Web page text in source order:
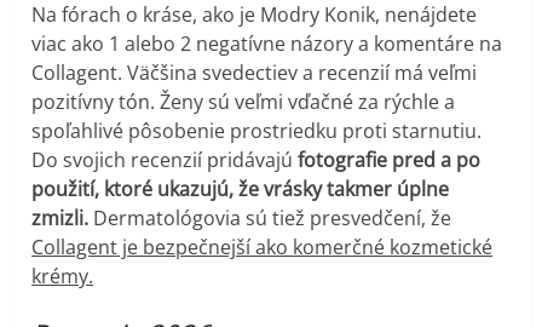
Na fórach o kráse, ako je Modry Konik, nenájdete
viac ako 1 alebo 2 negatívne názory a komentáre na
Collagent. Väčšina svedectiev a recenzií má veľmi
pozitívny tón. Ženy sú veľmi vďačné za rýchle a
spoľahlivé pôsobenie prostriedku proti starnutiu.
Do svojich recenzií pridávajúfotografie pred a po
použití, ktoré ukazujú, že vrásky takmer úplne
zmizli. Dermatológovia sú tiež presvedčení, že
Collagent je bezpečnejší ako komerčné kozmetické
krémy.